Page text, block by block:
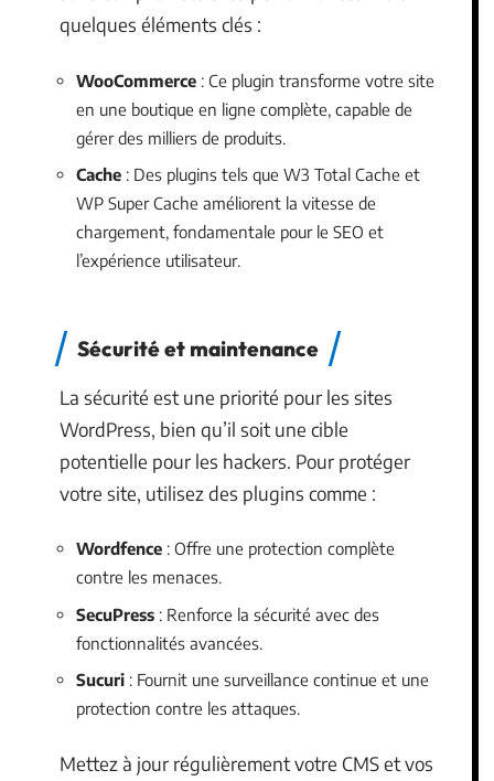
quelques éléments clés :
WooCommerce : Ce plugin transforme votre site
en une boutique en ligne complète, capable de
gérer des milliers de produits.
Cache : Des plugins tels que W3 Total Cache et
WP Super Cache améliorent la vitesse de
chargement, fondamentale pour le SEO et
l’expérience utilisateur.
Sécurité et maintenance
La sécurité est une priorité pour les sites
WordPress, bien qu’il soit une cible
potentielle pour les hackers. Pour protéger
votre site, utilisez des plugins comme :
Wordfence : Offre une protection complète
contre les menaces.
SecuPress : Renforce la sécurité avec des
fonctionnalités avancées.
Sucuri : Fournit une surveillance continue et une
protection contre les attaques.
Mettez à jour régulièrement votre CMS et vos